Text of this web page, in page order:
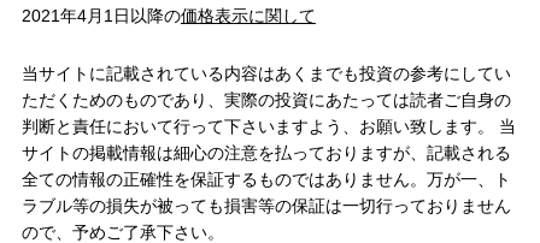
2021年4月1日以降の価格表示に関して
当サイトに記載されている内容はあくまでも投資の参考にしてい
ただくためのものであり、実際の投資にあたっては読者ご自身の
判断と責任において行って下さいますよう、お願い致します。 当
サイトの掲載情報は細心の注意を払っておりますが、記載される
全ての情報の正確性を保証するものではありません。万が一、ト
ラブル等の損失が被っても損害等の保証は一切行っておりません
ので、予めご了承下さい。